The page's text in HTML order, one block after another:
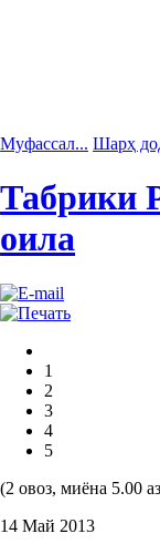
Муфассал... Шарҳ
Табрики
оила
1
2
3
4
5
(2 овоз, миёна 5.00
14 Май 2013